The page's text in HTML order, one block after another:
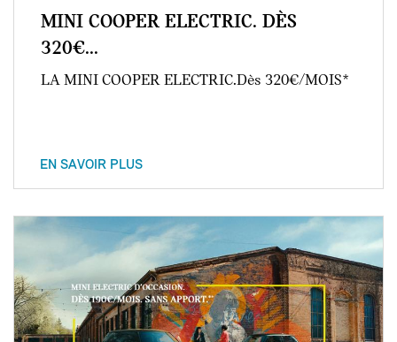
MINI COOPER ELECTRIC. DÈS
320€...
LA MINI COOPER ELECTRIC.Dès 320€/MOIS*
EN SAVOIR PLUS